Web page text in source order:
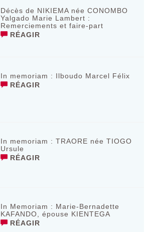
Décès de NIKIEMA née CONOMBO
Yalgado Marie Lambert :
Remerciements et faire-part
RÉAGIR
In memoriam : Ilboudo Marcel Félix
RÉAGIR
In memoriam : TRAORE née TIOGO
Ursule
RÉAGIR
In Memoriam : Marie-Bernadette
KAFANDO, épouse KIENTEGA
RÉAGIR